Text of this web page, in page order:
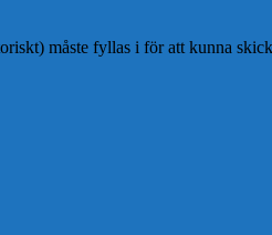
måste fyllas i för att kunna